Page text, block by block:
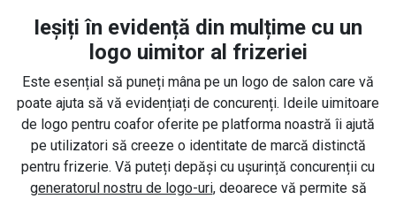
Ieșiți în evidență din mulțime cu un
logo uimitor al frizeriei
Este esențial să puneți mâna pe un logo de salon care vă
poate ajuta să vă evidențiați de concurenți. Ideile uimitoare
de logo pentru coafor oferite pe platforma noastră îi ajută
pe utilizatori să creeze o identitate de marcă distinctă
pentru frizerie. Vă puteți depăși cu ușurință concurenții cu
generatorul nostru de logo-uri, deoarece vă permite să